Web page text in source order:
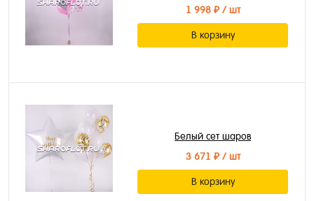
1 998 ₽/ шт
В корзину
Белый сет шаров
3 671 ₽/ шт
В корзину